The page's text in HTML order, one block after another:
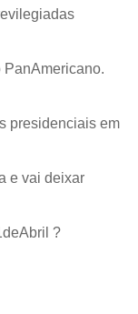
PanAmericano.
presidenciais em
e vai deixar
?